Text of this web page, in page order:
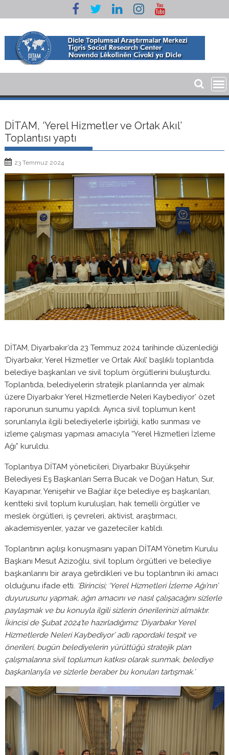
to
content
DİTAM, ‘Yerel Hizmetler ve Ortak Akıl’
Toplantısı yaptı
23 Temmuz 2024
DİTAM, Diyarbakır’da 23 Temmuz 2024 tarihinde düzenlediği
‘Diyarbakır, Yerel Hizmetler ve Ortak Akıl’ başlıklı toplantıda
belediye başkanları ve sivil toplum örgütlerini buluşturdu.
Toplantıda, belediyelerin stratejik planlarında yer almak
üzere Diyarbakır Yerel Hizmetlerde Neleri Kaybediyor’ özet
raporunun sunumu yapıldı. Ayrıca sivil toplumun kent
sorunlarıyla ilgili belediyelerle işbirliği, katkı sunması ve
izleme çalışması yapması amacıyla “Yerel Hizmetleri İzleme
Ağı” kuruldu.
Toplantıya DİTAM yöneticileri, Diyarbakır Büyükşehir
Belediyesi Eş Başkanları Serra Bucak ve Doğan Hatun, Sur,
Kayapınar, Yenişehir ve Bağlar ilçe belediye eş başkanları,
kentteki sivil toplum kuruluşları, hak temelli örgütler ve
meslek örgütleri, iş çevreleri, aktivist, araştırmacı,
akademisyenler, yazar ve gazeteciler katıldı.
Toplantının açılışı konuşmasını yapan DİTAM Yönetim Kurulu
Başkanı Mesut Azizoğlu, sivil toplum örgütleri ve belediye
başkanlarını bir araya getirdikleri ve bu toplantının iki amacı
olduğunu ifade etti. ‘Birincisi; ‘Yerel Hizmetleri İzleme Ağı’nın’
duyurusunu yapmak, ağın amacını ve nasıl çalışacağını sizlerle
paylaşmak ve bu konuyla ilgili sizlerin önerilerinizi almaktır.
İkincisi de Şubat 2024’te hazırladığımız ‘Diyarbakır Yerel
Hizmetlerde Neleri Kaybediyor’ adlı rapordaki tespit ve
önerileri, bugün belediyelerin yürüttüğü stratejik plan
çalışmalarına sivil toplumun katkısı olarak sunmak, belediye
başkanlarıyla ve sizlerle beraber bu konuları tartışmak.’